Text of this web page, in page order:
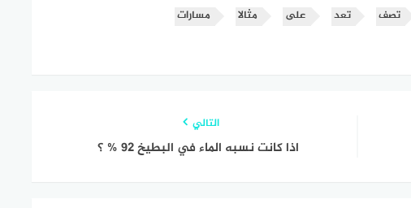
تصف تعد على مثالا مسارات
التالي
اذا كانت نسبه الماء في البطيخ 92 % ؟